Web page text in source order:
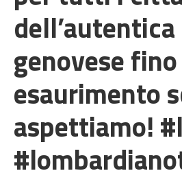
genovese
esaurimento
aspettiamo!